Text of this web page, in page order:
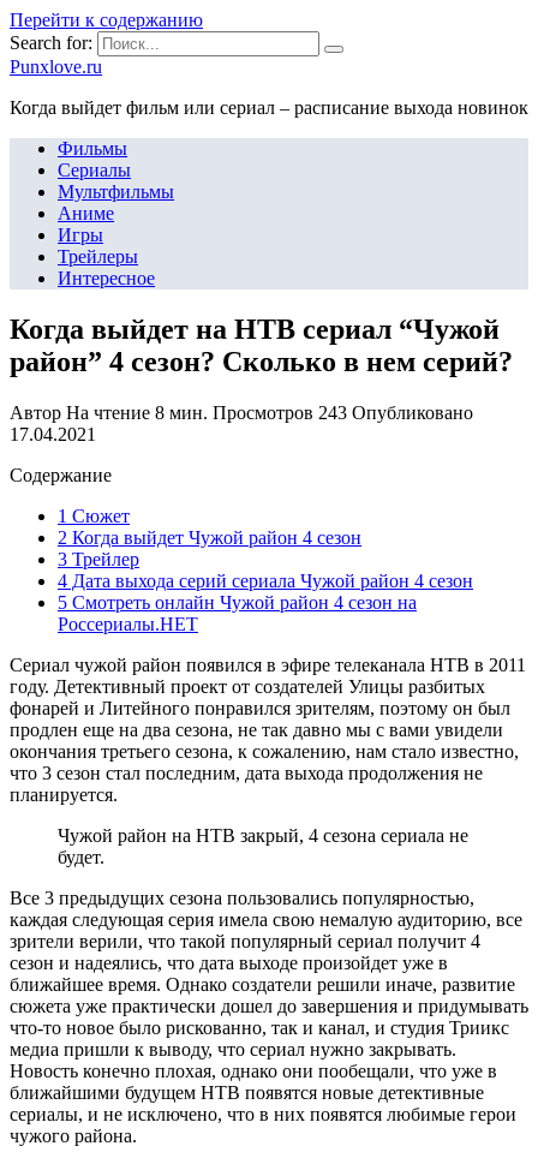
Перейти к содержанию
Search for:
Punxlove.ru
Когда выйдет фильм или сериал – расписание выхода новинок
Фильмы
Сериалы
Мультфильмы
Аниме
Игры
Трейлеры
Интересное
Когда выйдет на НТВ сериал “Чужой
район” 4 сезон? Сколько в нем серий?
Автор На чтение 8 мин. Просмотров 243 Опубликовано
17.04.2021
Содержание
1 Сюжет
2 Когда выйдет Чужой район 4 сезон
3 Трейлер
4 Дата выхода серий сериала Чужой район 4 сезон
5 Смотреть онлайн Чужой район 4 сезон на
Россериалы.НЕТ
Сериал чужой район появился в эфире телеканала НТВ в 2011
году. Детективный проект от создателей Улицы разбитых
фонарей и Литейного понравился зрителям, поэтому он был
продлен еще на два сезона, не так давно мы с вами увидели
окончания третьего сезона, к сожалению, нам стало известно,
что 3 сезон стал последним, дата выхода продолжения не
планируется.
Чужой район на НТВ закрый, 4 сезона сериала не
будет.
Все 3 предыдущих сезона пользовались популярностью,
каждая следующая серия имела свою немалую аудиторию, все
зрители верили, что такой популярный сериал получит 4
сезон и надеялись, что дата выходе произойдет уже в
ближайшее время. Однако создатели решили иначе, развитие
сюжета уже практически дошел до завершения и придумывать
что-то новое было рискованно, так и канал, и студия Триикс
медиа пришли к выводу, что сериал нужно закрывать.
Новость конечно плохая, однако они пообещали, что уже в
ближайшими будущем НТВ появятся новые детективные
сериалы, и не исключено, что в них появятся любимые герои
чужого района.